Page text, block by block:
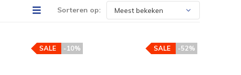
Sorteren op:
-10%
SALE -52%
SALE